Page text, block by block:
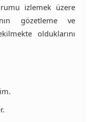
izlemek üzere
gözetleme ve
olduklarını